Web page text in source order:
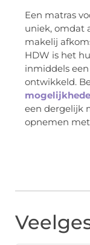
Een matras
uniek, omdat
makelij
HDW is het
inmiddels
ontwikkeld.
een dergelijk
opnemen